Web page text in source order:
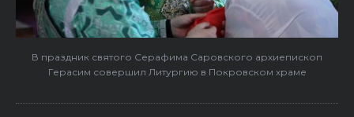
В праздник святого Серафима Саровского архиепископ
Герасим совершил Литургию в Покровском храме